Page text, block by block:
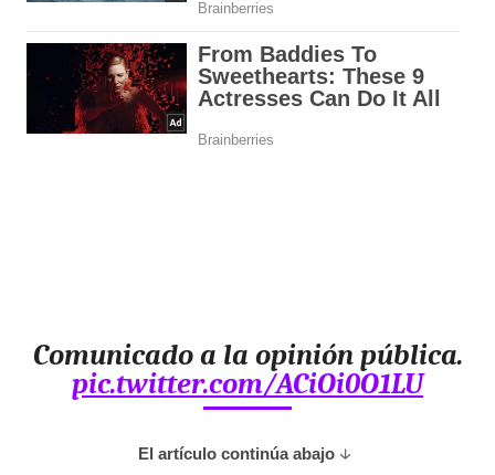
Comunicado a la opinión pública.
pic.twitter.com/ACiOi0O1LU
El artículo continúa abajo